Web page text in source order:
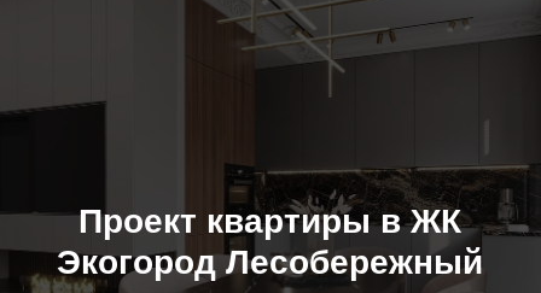
Проект квартиры в ЖК
Экогород Лесобережный